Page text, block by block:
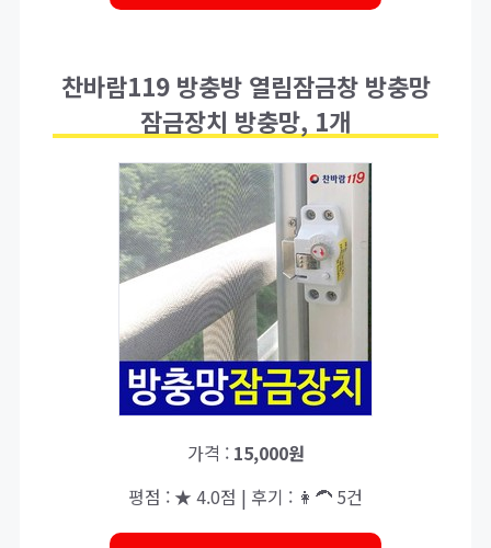
찬바람119 방충방 열림잠금창 방충망
잠금장치 방충망, 1개
가격 : 15,000원
평점 : ★ 4.0점 | 후기 : 👩‍🦱 5건